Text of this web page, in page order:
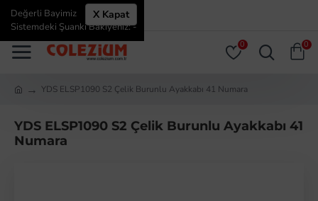
ÜYE GIRIŞI ÜYE OL
0 0
X Kapat
Değerli Bayimiz
Sistemdeki Şuanki Bakiyeniz: -
YDS ELSP1090 S2 Çelik Burunlu Ayakkabı 41 Numara
YDS ELSP1090 S2 Çelik Burunlu Ayakkabı 41
Numara